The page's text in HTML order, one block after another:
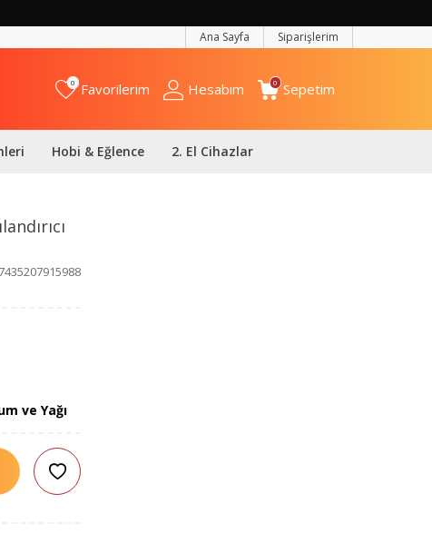
Ana Sayfa Siparişlerim
0 Favorilerim Hesabım 0 Sepetim
Hobi & Eğlence 2. El Cihazlar
ve Yağı